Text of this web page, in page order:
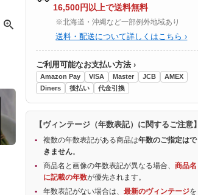
16,500円以上で送料無料
※北海道・沖縄など一部例外地域あり
送料・配送について詳しくはこちら ›
ご利用可能なお支払い方法 ›
Amazon Pay VISA Master JCB
AMEX
Diners
後払い 代金引換
【ヴィンテージ（年数表記）に関するご注意】
複数の年数表記がある商品は年数のご指定はで
きません。
商品名と画像の年数表記が異なる場合、商品名
に記載の年数が優先されます。
年数表記がない場合は、最新のヴィンテージを